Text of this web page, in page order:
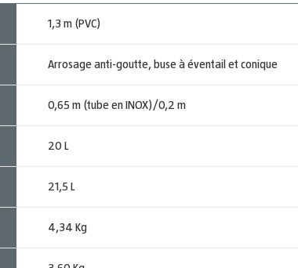
1,3 m (PVC)
Arrosage anti-goutte, buse à éventail et conique
0,65 m (tube en INOX)/0,2 m
20 L
21,5 L
4,34 Kg